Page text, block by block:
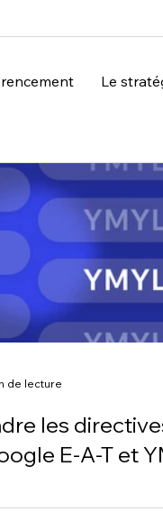
Le
les
E-A-T et
de lecture